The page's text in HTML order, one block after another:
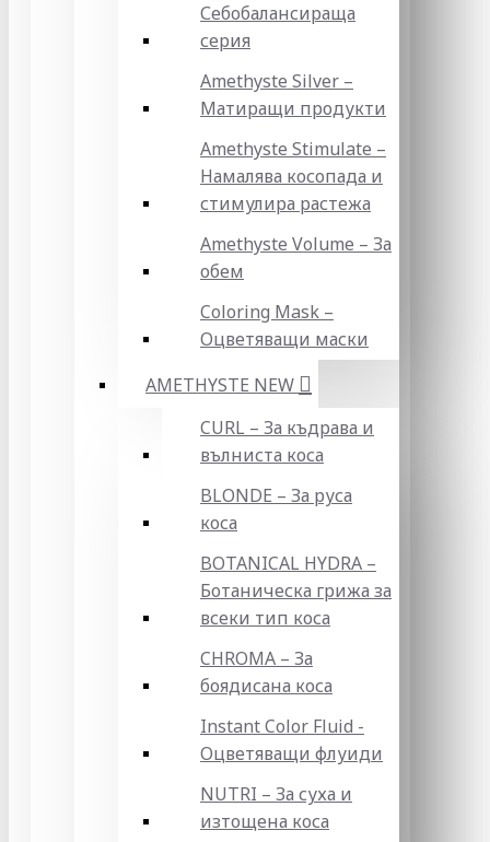
Себобалансираща
серия
Amethyste Silver –
Матиращи продукти
Amethyste Stimulate –
Намалява косопада и
стимулира растежа
Amethyste Volume – За
обем
Coloring Mask –
Оцветяващи маски
AMETHYSTE NEW
CURL – За къдрава и
вълниста коса
BLONDE – За руса
коса
BOTANICAL HYDRA –
Ботаническа грижа за
всеки тип коса
CHROMA – За
боядисана коса
Instant Color Fluid -
Оцветяващи флуиди
NUTRI – За суха и
изтощена коса